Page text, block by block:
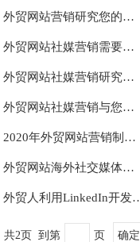
外贸网站营销研究您的社交媒体受众
外贸网站社媒营销需要注意的数据指标
外贸网站社媒营销研究竞争格局
外贸网站社媒营销与您的观众互动并且不要忽视
2020年外贸网站营销制定成功的社交媒体营销战略的7个步骤
外贸网站海外社交媒体平台运营指南，外贸人果断收藏
外贸人利用LinkedIn开发客户，建立领英账户需要注意问题
共2页 到第 页 确定